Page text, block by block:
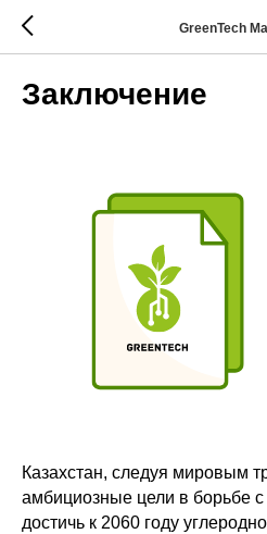
GreenTech
Заключение
Казахстан, следуя мировым
амбициозные цели в борьбе
достичь к 2060 году